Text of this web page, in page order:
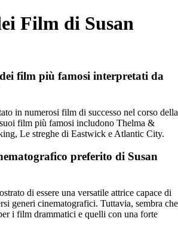
Film di Susan
film più famosi interpretati da
in numerosi film di successo nel corso della
film più famosi includono Thelma &
Le streghe di Eastwick e Atlantic City.
preferito di Susan
di essere una versatile attrice capace di
generi cinematografici. Tuttavia, sembra che
i film drammatici e quelli con una forte